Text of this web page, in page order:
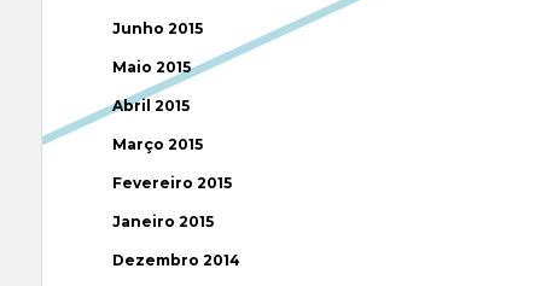
Junho 2015
Maio 2015
Abril 2015
Março 2015
Fevereiro 2015
Janeiro 2015
Dezembro 2014